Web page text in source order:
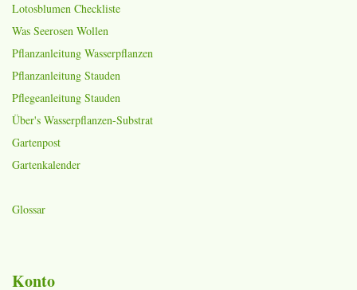
Lotosblumen Checkliste
Was Seerosen Wollen
Pflanzanleitung Wasserpflanzen
Pflanzanleitung Stauden
Pflegeanleitung Stauden
Über's Wasserpflanzen-Substrat
Gartenpost
Gartenkalender
Glossar
Konto